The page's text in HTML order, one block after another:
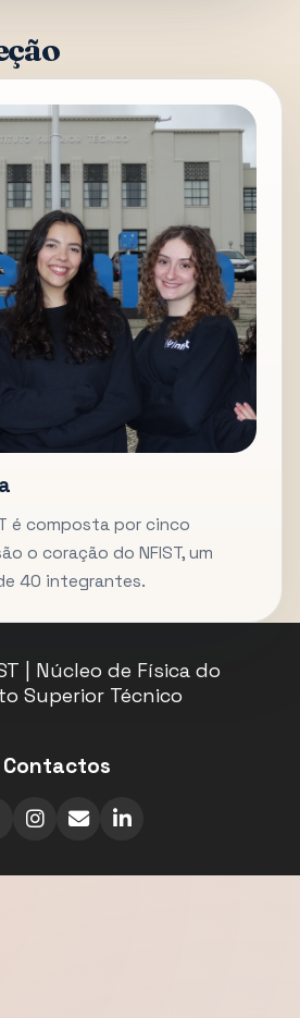
é composta por cinco
o coração do NFIST, um
40 integrantes.
| Núcleo de Física do
Superior Técnico
Contactos